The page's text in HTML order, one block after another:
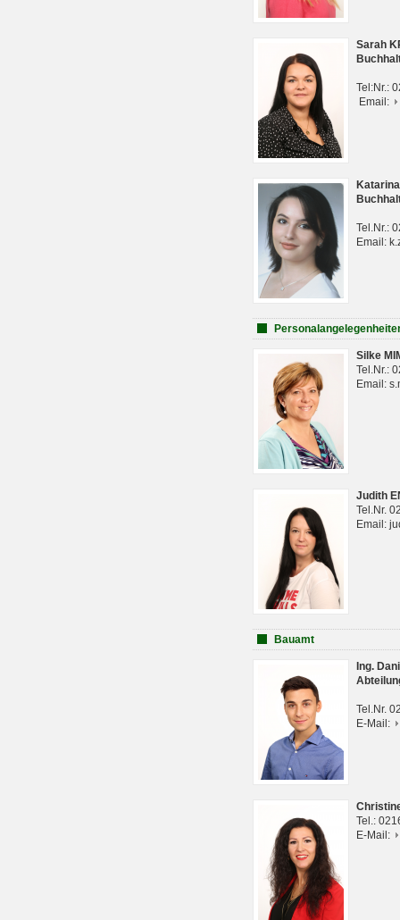
Sarah
Tel:Nr.:
Email:
Tel.Nr.:
Email:
Silke
Tel.Nr.:
Email:
Judith
Tel.Nr.
Email:
Bauamt
Ing.
Tel.Nr.
E-Mail:
Tel.:
E-Mail: